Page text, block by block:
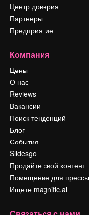
Центр доверия
Партнеры
Предприятие
Компания
Цены
О нас
Reviews
Вакансии
Поиск тенденций
Блог
События
Slidesgo
Продайте свой контент
Помещение для прессы
Ищете magnific.ai